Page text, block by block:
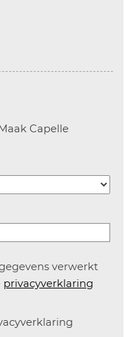
CapelleAanvinken
om informatie over
verwerkt
privacyverklaring